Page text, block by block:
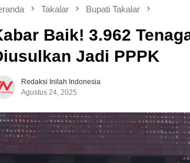
Takalar Bupati Takalar
Baik! 3.962
Jadi PPPK
Redaksi Inilah Indonesia
Agustus 24, 2025